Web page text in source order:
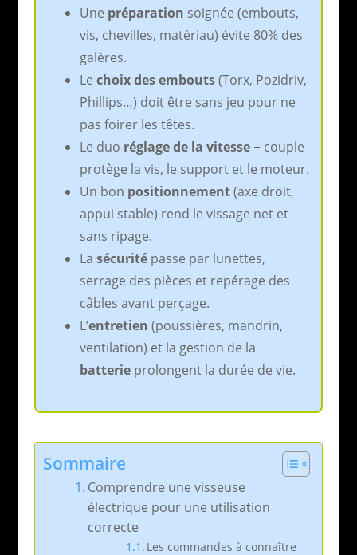
Une préparation soignée (embouts,
vis, chevilles, matériau) évite 80% des
galères.
Le choix des embouts(Torx, Pozidriv,
Phillips…) doit être sans jeu pour ne
pas foirer les têtes.
Le duo réglage de la vitesse+ couple
protège la vis, le support et le moteur.
Un bon positionnement(axe droit,
appui stable) rend le vissage net et
sans ripage.
La sécuritépasse par lunettes,
serrage des pièces et repérage des
câbles avant perçage.
L’entretien (poussières, mandrin,
ventilation) et la gestion de la
batterieprolongent la durée de vie.
Sommaire
Comprendre une visseuse
électrique pour une utilisation
correcte
Les commandes à connaître